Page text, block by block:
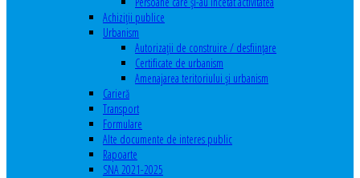
Achiziţii publice
Urbanism
Autorizații de construire / desființare
Certificate de urbanism
Amenajarea teritoriului şi urbanism
Carieră
Transport
Formulare
Alte documente de interes public
Rapoarte
SNA 2021-2025